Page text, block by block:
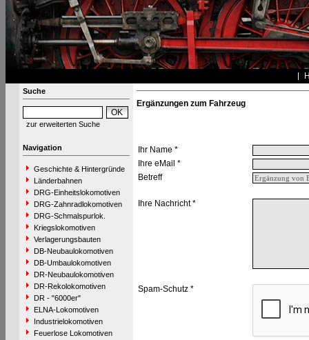
Suche
zur erweiterten Suche
Navigation
Geschichte & Hintergründe
Länderbahnen
DRG-Einheitslokomotiven
DRG-Zahnradlokomotiven
DRG-Schmalspurlok.
Kriegslokomotiven
Verlagerungsbauten
DB-Neubaulokomotiven
DB-Umbaulokomotiven
DR-Neubaulokomotiven
DR-Rekolokomotiven
DR - "6000er"
ELNA-Lokomotiven
Industrielokomotiven
Feuerlose Lokomotiven
Ergänzungen zum Fahrzeug
Ihr Name *
Ihre eMail *
Betreff
Ihre Nachricht *
Spam-Schutz *